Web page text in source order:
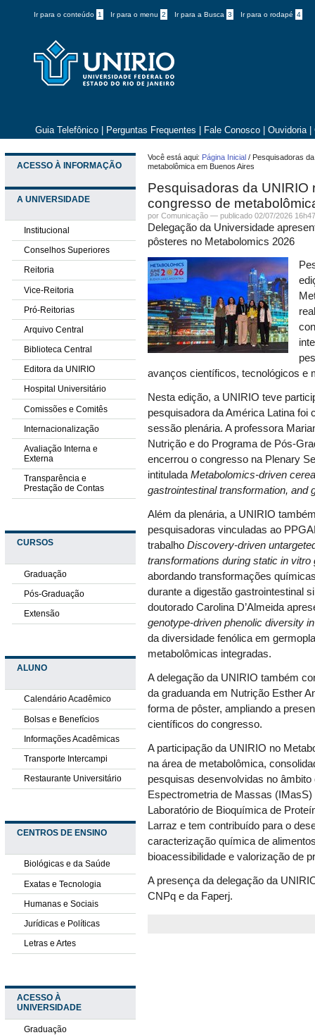
Ir para o conteúdo 1 Ir para o menu 2 Ir para a Busca 3 Ir para o rodapé 4
Guia Telefônico Perguntas Frequentes Fale Conosco Ouvidoria
ACESSO À INFORMAÇÃO
A UNIVERSIDADE
Institucional
Conselhos Superiores
Reitoria
Vice-Reitoria
Pró-Reitorias
Arquivo Central
Biblioteca Central
Editora da UNIRIO
Hospital Universitário
Comissões e Comitês
Internacionalização
Avaliação Interna e
Externa
Transparência e
Prestação de Contas
CURSOS
Graduação
Pós-Graduação
Extensão
ALUNO
Calendário Acadêmico
Bolsas e Benefícios
Informações Acadêmicas
Transporte Intercampi
Restaurante Universitário
CENTROS DE ENSINO
Biológicas e da Saúde
Exatas e Tecnologia
Humanas e Sociais
Jurídicas e Políticas
Letras e Artes
ACESSO À
UNIVERSIDADE
Graduação
Você está aqui: Página Inicial / Pesquisadoras
metabolômica em Buenos Aires
Pesquisadoras da UNIRIO
congresso de
porComunicação —publicado 02/07/2026
Delegação da Universidade
pôsteres no Metabolomics 2026
avanços científicos, tecnológicos e
Nesta edição, a UNIRIO teve
pesquisadora da América Latina
sessão plenária. A professora
Nutrição e do Programa de Pós-
encerrou o congresso na Plenary
intituladaMetabolomics-driven
gastrointestinal transformation, and
Além da plenária, a UNIRIO
pesquisadoras vinculadas ao
trabalhoDiscovery-driven
transformations during static in
abordando transformações
durante a digestão gastrointestinal
doutorado Carolina D’Almeida
genotype-driven phenolic diversity
da diversidade fenólica em
metabolômicas integradas.
A delegação da UNIRIO também
da graduanda em Nutrição Esther
forma de pôster, ampliando a
científicos do congresso.
A participação da UNIRIO no
na área de metabolômica,
pesquisas desenvolvidas no
Espectrometria de Massas
Laboratório de Bioquímica de
Larraz e tem contribuído para o
caracterização química de
bioacessibilidade e valorização de
A presença da delegação da
CNPq e da Faperj.